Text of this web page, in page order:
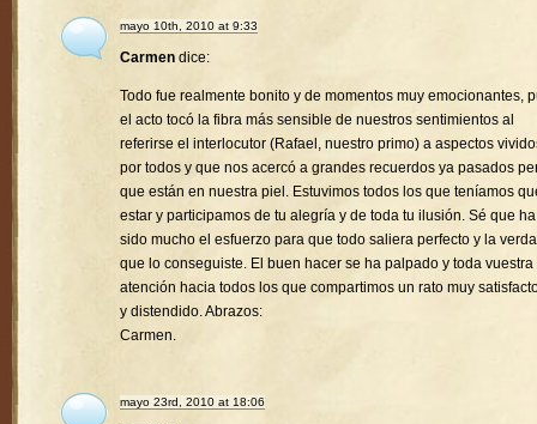
mayo 10th, 2010 at 9:33
Carmen dice:
Todo fue realmente bonito y de momentos muy emocionantes,
el acto tocó la fibra más sensible de nuestros sentimientos al
referirse el interlocutor (Rafael, nuestro primo) a aspectos
por todos y que nos acercó a grandes recuerdos ya pasados
que están en nuestra piel. Estuvimos todos los que teníamos
estar y participamos de tu alegría y de toda tu ilusión. Sé que ha
sido mucho el esfuerzo para que todo saliera perfecto y la
que lo conseguiste. El buen hacer se ha palpado y toda vuestra
atención hacia todos los que compartimos un rato muy
y distendido. Abrazos:
Carmen.
mayo 23rd, 2010 at 18:06